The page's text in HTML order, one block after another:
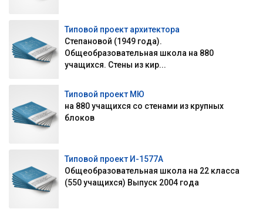
Типовой проект архитектора
Степановой (1949 года).
Общеобразовательная школа на 880
учащихся. Стены из кир...
Типовой проект МЮ
на 880 учащихся со стенами из крупных
блоков
Типовой проект И-1577А
Общеобразовательная школа на 22 класса
(550 учащихся) Выпуск 2004 года